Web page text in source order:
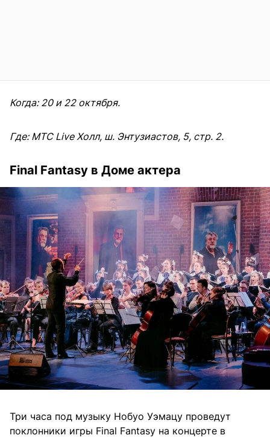
Когда: 20 и 22 октября.
Где: MТС Live Холл, ш. Энтузиастов, 5, стр. 2.
Final Fantasy в Доме актера
Три часа под музыку Нобуо Уэмацу проведут
поклонники игры Final Fantasy на концерте в